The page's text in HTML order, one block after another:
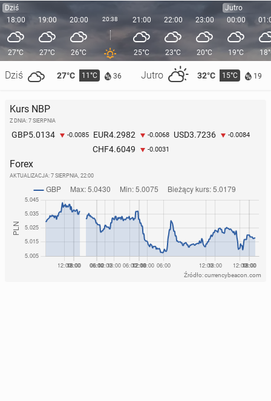
Dziś
18:00
27°C
Dziś 27°C 11°C 36 Jutro 32°C 15°C 19
19:00
27°C
20:00
26°C
20:38 21:00
25°C
22:00
23°C
23:00
20°C
Jutro
00:00
19°C
Kurs NBP
Z DNIA: 7 SIERPNIA
GBP5.0134 -0.0085 EUR4.2982 -0.0068 USD3.7236 -0.0084
CHF4.6049 -0.0031
Forex
AKTUALIZACJA: 7 SIERPNIA, 22:00
Źródło: currencybeacon.com